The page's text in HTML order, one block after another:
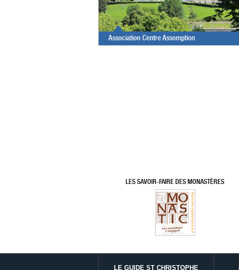
Association Centre Assomption
LES SAVOIR-FAIRE DES MONASTÈRES
LE GUIDE ST CHRISTOPHE